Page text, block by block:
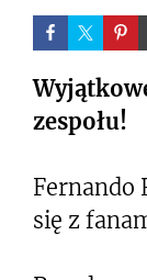
zespołu!
Fernando
się z